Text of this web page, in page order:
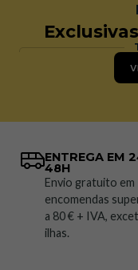
ENTREGA EM
48H
Envio gratuito em
encomendas
a 80 € + IVA,
ilhas.